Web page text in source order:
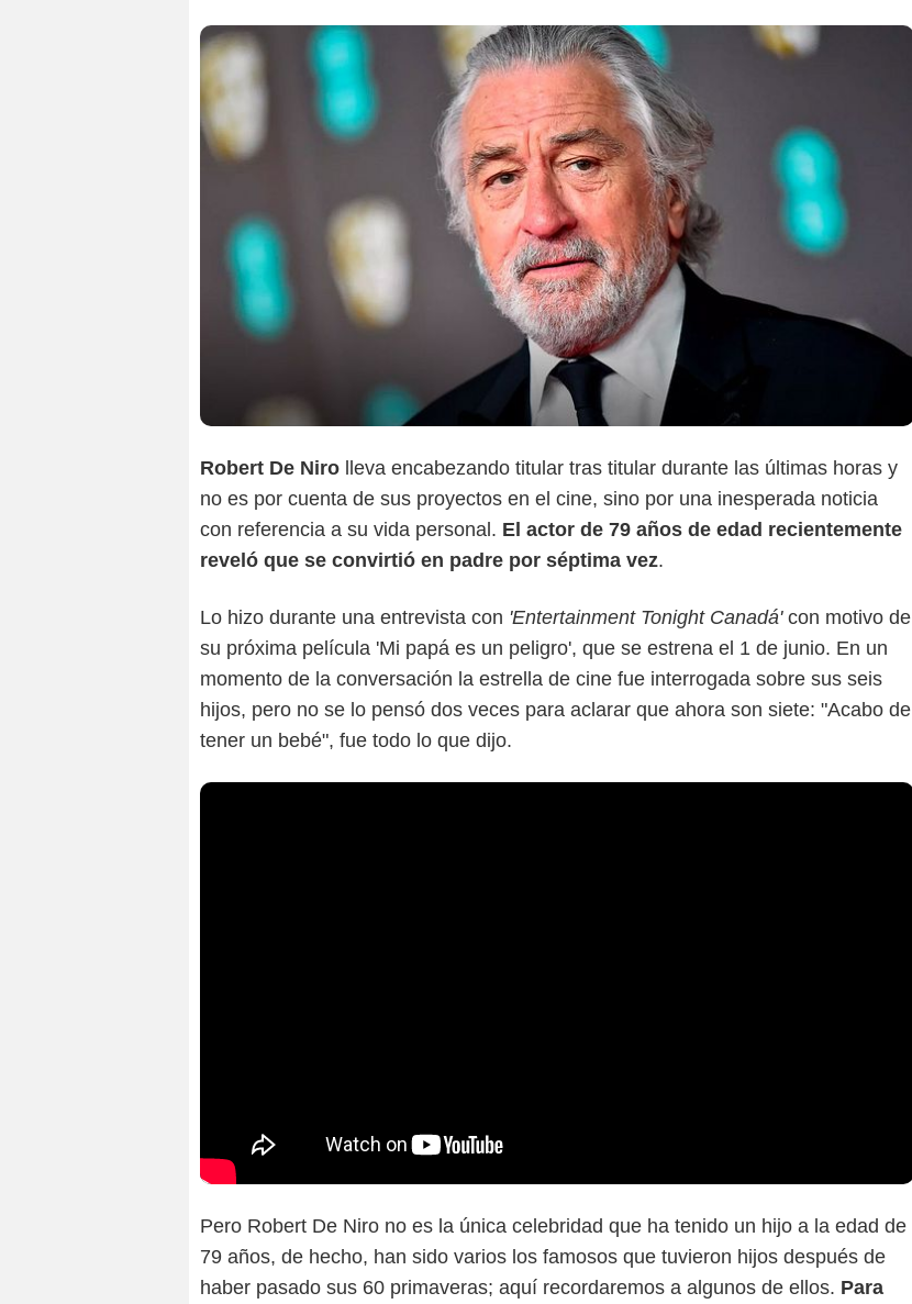
Robert De Niro lleva encabezando titular tras titular durante las últimas horas y
no es por cuenta de sus proyectos en el cine, sino por una inesperada noticia
con referencia a su vida personal. El actor de 79 años de edad recientemente
reveló que se convirtió en padre por séptima vez.
Lo hizo durante una entrevista con 'Entertainment Tonight Canadá'con motivo de
su próxima película 'Mi papá es un peligro', que se estrena el 1 de junio. En un
momento de la conversación la estrella de cine fue interrogada sobre sus seis
hijos, pero no se lo pensó dos veces para aclarar que ahora son siete: "Acabo de
tener un bebé", fue todo lo que dijo.
Pero Robert De Niro no es la única celebridad que ha tenido un hijo a la edad de
79 años, de hecho, han sido varios los famosos que tuvieron hijos después de
haber pasado sus 60 primaveras; aquí recordaremos a algunos de ellos. Para